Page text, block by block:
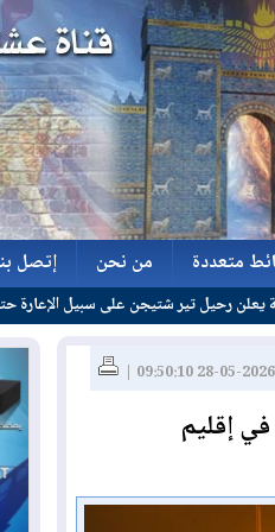
متعددة
متعددة
من نحن
من نحن
إتصل
إتصل
على سبيل الإعارة حتى 2027
إقليم